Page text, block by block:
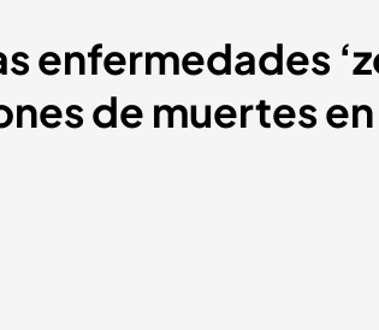
enfermedades
de muertes